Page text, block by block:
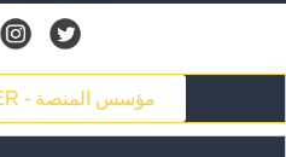
THE FOUNDER - مؤسس المنصة